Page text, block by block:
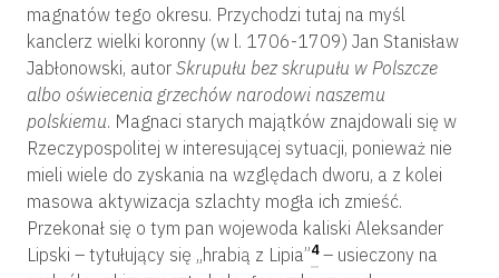
magnatów tego okresu. Przychodzi tutaj na myśl
kanclerz wielki koronny (w l. 1706-1709) Jan Stanisław
Jabłonowski, autor Skrupułu bez skrupułu w Polszcze
albo oświecenia grzechów narodowi naszemu
polskiemu. Magnaci starych majątków znajdowali się w
Rzeczypospolitej w interesującej sytuacji, ponieważ nie
mieli wiele do zyskania na względach dworu, a z kolei
masowa aktywizacja szlachty mogła ich zmieść.
Przekonał się o tym pan wojewoda kaliski Aleksander
Lipski – tytułujący się „hrabią z Lipia”4– usieczony na